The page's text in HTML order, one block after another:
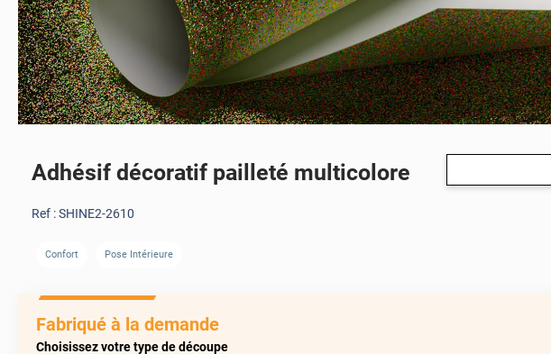
Adhésif décoratif pailleté multicolore
Ref :SHINE2-2610
Confort Pose Intérieure
Fabriqué à la demande
Choisissez votre type de découpe